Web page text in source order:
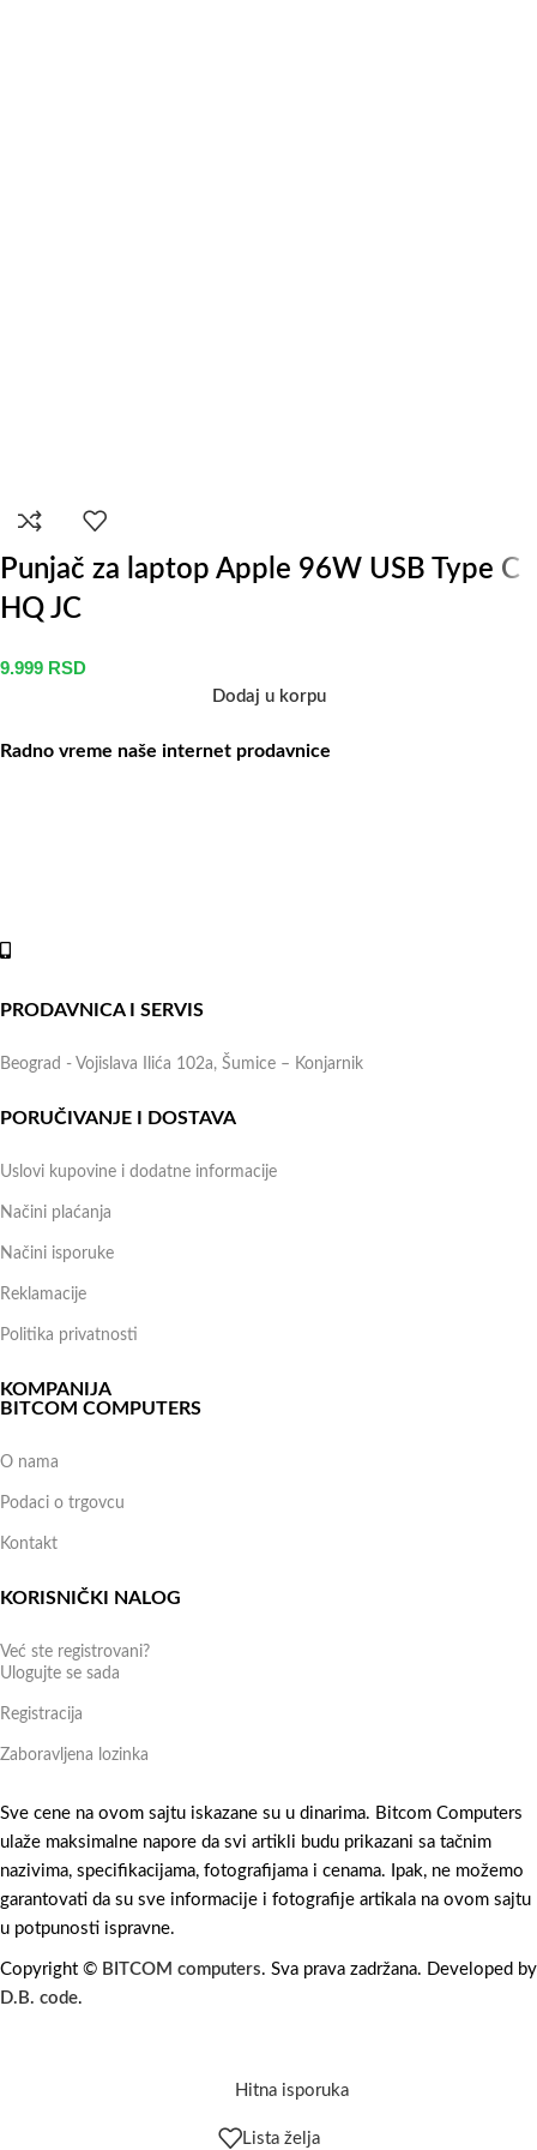
Punjač za laptop Apple 96W USB Type C
HQ JC
9.999 RSD
Dodaj u korpu
Radno vreme naše internet prodavnice
+381 (69) 767-202
PRODAVNICA I SERVIS
Beograd - Vojislava Ilića 102a, Šumice – Konjarnik
PORUČIVANJE I DOSTAVA
Uslovi kupovine i dodatne informacije
Načini plaćanja
Načini isporuke
Reklamacije
Politika privatnosti
KOMPANIJA
BITCOM COMPUTERS
O nama
Podaci o trgovcu
Kontakt
KORISNIČKI NALOG
Već ste registrovani?
Ulogujte se sada
Registracija
Zaboravljena lozinka
Sve cene na ovom sajtu iskazane su u dinarima. Bitcom Computers
ulaže maksimalne napore da svi artikli budu prikazani sa tačnim
nazivima, specifikacijama, fotografijama i cenama. Ipak, ne možemo
garantovati da su sve informacije i fotografije artikala na ovom sajtu
u potpunosti ispravne.
Copyright © BITCOM computers. Sva prava zadržana. Developed by
D.B. code.
Hitna isporuka
Lista želja